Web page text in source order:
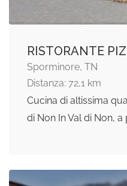
RISTORANTE
Sporminore, TN
Distanza: 72,1 km
Cucina di altissima
di Non In Val di Non, a